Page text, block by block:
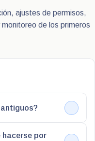
ajustes de permisos,
de los primeros
hacerse por